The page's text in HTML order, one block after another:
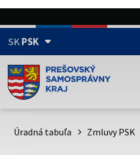
SKPSK
Doména psk.sk je oficiálna
Toto je oficiálna webová
psk.sk.
Úradná tabuľa Zmluvy PSK